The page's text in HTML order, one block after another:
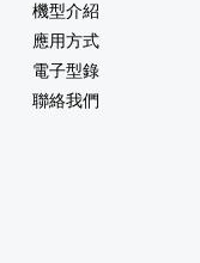
機型介紹
應用方式
電子型錄
聯絡我們